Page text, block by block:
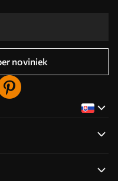
noviniek